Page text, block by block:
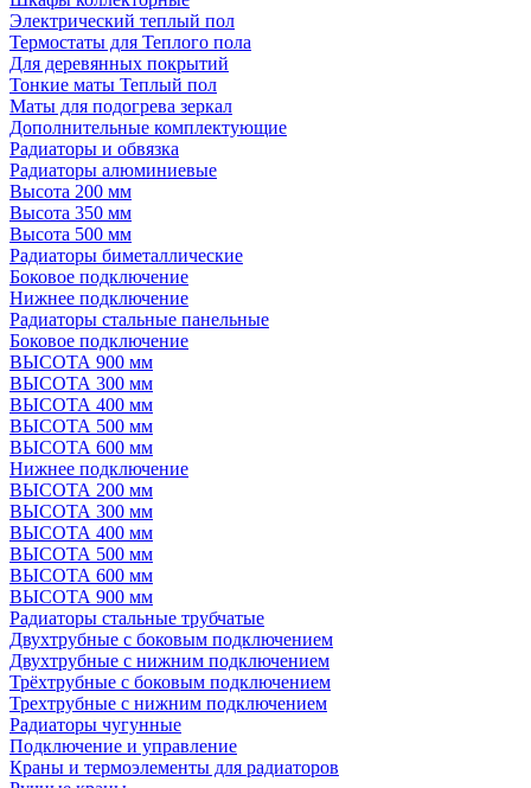
Электрический теплый пол
Термостаты для Теплого пола
Для деревянных покрытий
Тонкие маты Теплый пол
Маты для подогрева зеркал
Дополнительные комплектующие
Радиаторы и обвязка
Радиаторы алюминиевые
Высота 200 мм
Высота 350 мм
Высота 500 мм
Радиаторы биметаллические
Боковое подключение
Нижнее подключение
Радиаторы стальные панельные
Боковое подключение
ВЫСОТА 900 мм
ВЫСОТА 300 мм
ВЫСОТА 400 мм
ВЫСОТА 500 мм
ВЫСОТА 600 мм
Нижнее подключение
ВЫСОТА 200 мм
ВЫСОТА 300 мм
ВЫСОТА 400 мм
ВЫСОТА 500 мм
ВЫСОТА 600 мм
ВЫСОТА 900 мм
Радиаторы стальные трубчатые
Двухтрубные с боковым подключением
Двухтрубные с нижним подключением
Трёхтрубные с боковым подключением
Трехтрубные с нижним подключением
Радиаторы чугунные
Подключение и управление
Краны и термоэлементы для радиаторов